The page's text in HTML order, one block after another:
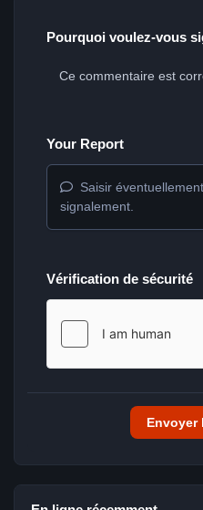
Pourquoi voulez-vous
Your Report
Saisir
signalement.
Vérification de sécurité
Envoyer